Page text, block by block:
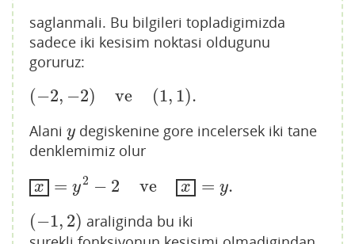
saglanmali. Bu bilgileri topladigimizda
sadece iki kesisim noktasi oldugunu
goruruz:
(−2, −2) ve (1, 1).
(−2,− ve( ).
Alani y
y degiskenine gore incelersek iki tane
denklemimiz olur
x = y2 − 2 ve x = y.
x =y2− vex .
(−1, 2)
(−1,2)
araliginda bu iki